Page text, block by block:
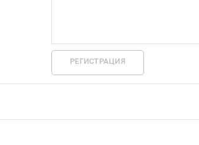
РЕГИСТРАЦИЯ